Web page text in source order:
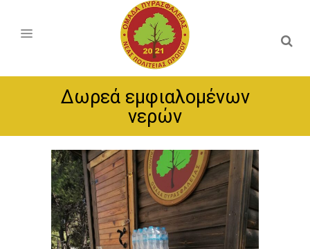
Δωρεά εμφιαλομένων
νερών